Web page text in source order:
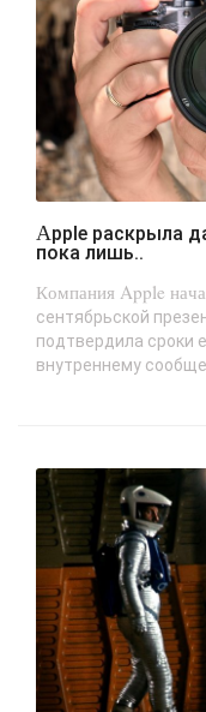
Apple раскрыла дату презентации iPhone 18, но
пока лишь..
Компания Apple
сентябрьской
подтвердила сроки
внутреннему